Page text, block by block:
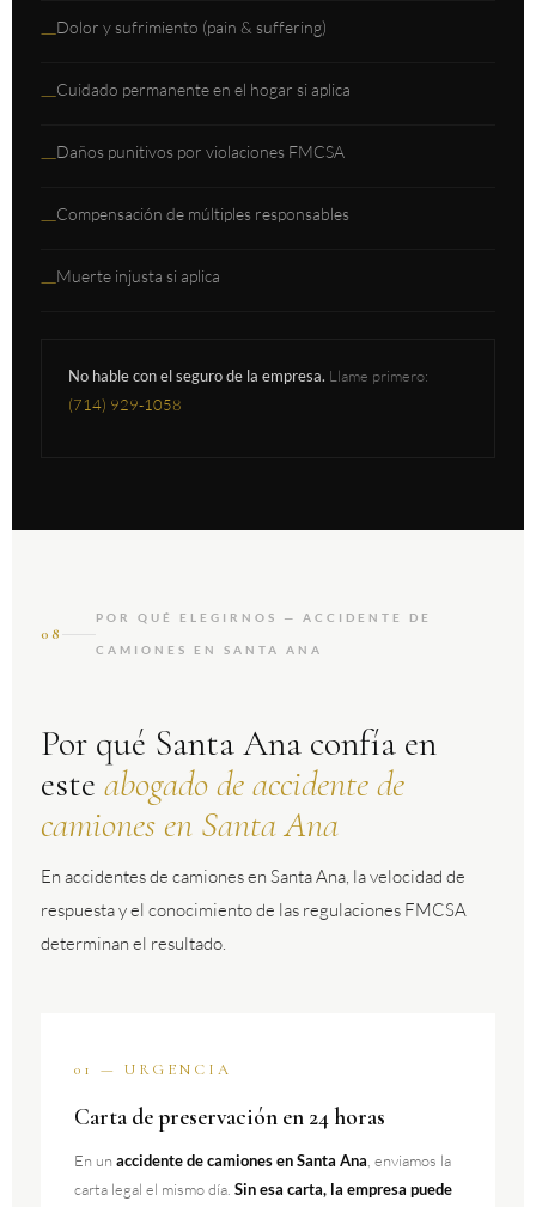
—Dolor y sufrimiento (pain & suffering)
—Cuidado permanente en el hogar si aplica
—Daños punitivos por violaciones FMCSA
—Compensación de múltiples responsables
—Muerte injusta si aplica
No hable con el seguro de la empresa. Llame primero:
(714) 929-1058
08
POR QUÉ ELEGIRNOS — ACCIDENTE DE
CAMIONES EN SANTA ANA
Por qué Santa Ana confía en
este abogado de accidente de
camiones en Santa Ana
En accidentes de camiones en Santa Ana, la velocidad de
respuesta y el conocimiento de las regulaciones FMCSA
determinan el resultado.
01 — URGENCIA
Carta de preservación en 24 horas
En un accidente de camiones en Santa Ana, enviamos la
carta legal el mismo día. Sin esa carta, la empresa puede